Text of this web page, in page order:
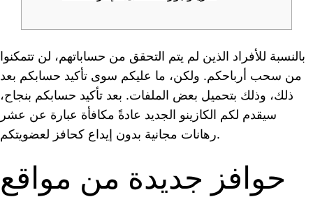
بالنسبة للأفراد الذين لم يتم التحقق من حساباتهم، لن تتمكنوا
من سحب أرباحكم. ولكن، ما عليكم سوى تأكيد حسابكم بعد
ذلك، وذلك بتحميل بعض الملفات. بعد تأكيد حسابكم بنجاح،
سيقدم لكم الكازينو الجديد عادةً مكافأة عبارة عن عشر
رهانات مجانية بدون إيداع كحافز لعضويتكم.
حوافز جديدة من مواقع